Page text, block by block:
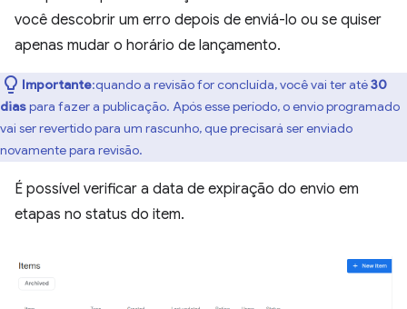
você descobrir um erro depois de enviá-lo ou se quiser
apenas mudar o horário de lançamento.
Importante:quando a revisão for concluída, você vai ter até30
diaspara fazer a publicação. Após esse período, o envio programado
vai ser revertido para um rascunho, que precisará ser enviado
novamente para revisão.
É possível verificar a data de expiração do envio em
etapas no status do item.